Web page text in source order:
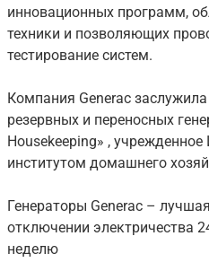
инновационных программ,
техники и позволяющих
тестирование систем.
Компания Generac
резервных и переносных
Housekeeping» ,
институтом домашнего
Генераторы Generac –
отключении электричества
неделю